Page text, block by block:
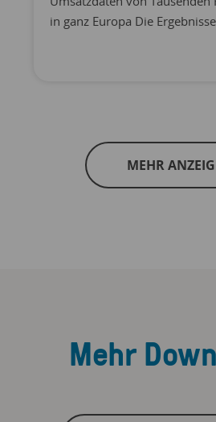
in ganz Europa Die
MEHR
Mehr